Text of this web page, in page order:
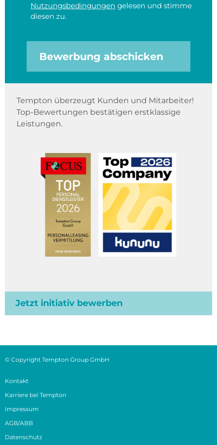
Nutzungsbedingungen gelesen und stimme
diesen zu.
Bewerbung abschicken
Tempton überzeugt Kunden und Mitarbeiter!
Top-Bewertungen bestätigen erstklassige
Leistungen.
Jetzt initiativ bewerben
© Copyright Tempton Group GmbH
Kontakt
Karriere bei Tempton
Impressum
AGB/ABB
Datenschutz